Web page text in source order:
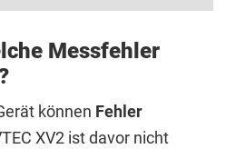
Messfehler
können Fehler
XV2 ist davor nicht